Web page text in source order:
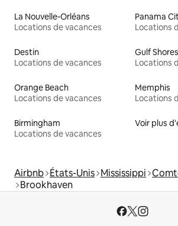
La Nouvelle-Orléans
Locations de vacances
Panama
Locations
Destin
Locations de vacances
Gulf Shores
Locations
Orange Beach
Locations de vacances
Memphis
Locations
Birmingham
Locations de vacances
Voir plus
Airbnb États-Unis Mississippi
Brookhaven